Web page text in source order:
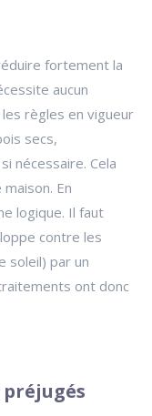
fortement la
aucun
règles en vigueur
secs,
nécessaire. Cela
En
logique. Il faut
contre les
soleil) par un
ont donc